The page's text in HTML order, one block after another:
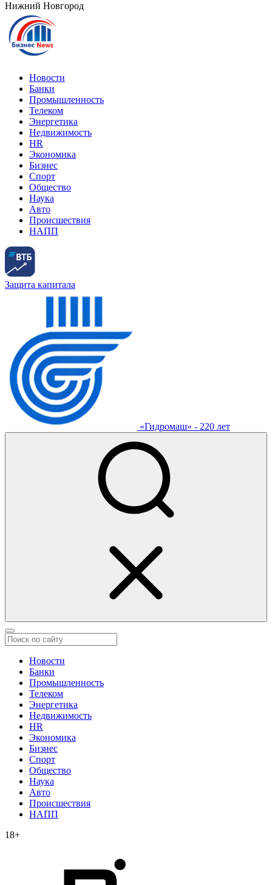
Нижний Новгород
Новости
Банки
Промышленность
Телеком
Энергетика
Недвижимость
HR
Экономика
Бизнес
Спорт
Общество
Наука
Авто
Происшествия
НАПП
Защита капитала
«Гидромаш» - 220 лет
Новости
Банки
Промышленность
Телеком
Энергетика
Недвижимость
HR
Экономика
Бизнес
Спорт
Общество
Наука
Авто
Происшествия
НАПП
18+